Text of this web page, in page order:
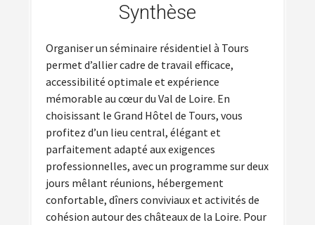
Synthèse
Organiser un séminaire résidentiel à Tours
permet d’allier cadre de travail efficace,
accessibilité optimale et expérience
mémorable au cœur du Val de Loire. En
choisissant le Grand Hôtel de Tours, vous
profitez d’un lieu central, élégant et
parfaitement adapté aux exigences
professionnelles, avec un programme sur deux
jours mêlant réunions, hébergement
confortable, dîners conviviaux et activités de
cohésion autour des châteaux de la Loire. Pour